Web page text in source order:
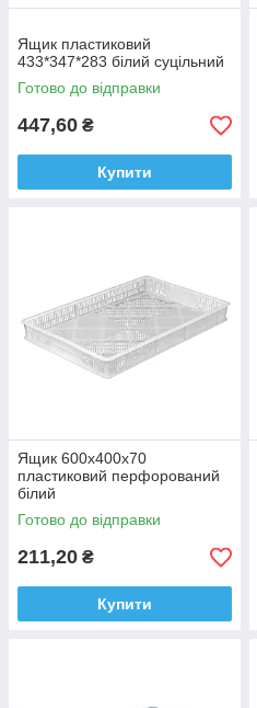
Ящик пластиковий
433*347*283 білий суцільний
Готово до відправки
447,60 ₴
Купити
Ящик 600х400х70
пластиковий перфорований
білий
Готово до відправки
211,20 ₴
Купити